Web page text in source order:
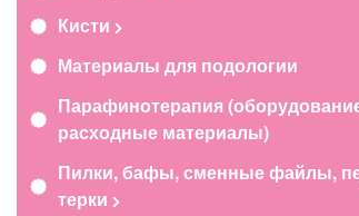
Кисти
Материалы для подологии
Парафинотерапия
расходные материалы)
Пилки, бафы, сменные файлы,
терки